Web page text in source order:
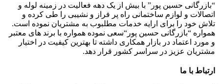
“بازرگانی حسین پور” با بیش از یک دهه فعالیت در زمینه لوله و
اتصالات و لوازم ساختمانی راه پر فراز و نشیبی را طی کرده و
تلاش خود را برای ارایه خدمات مطلبوب به مشتریان نموده است.
همواره “بازرگانی حسین پور“سعی نموده همواره با برند های معتبر
و مورد اعتماد در بازار همکاری داشته تا بهترین کیفیت در اختیار
مشتریان عزیز در سراسر کشور قرار دهد.
ارتباط با ما